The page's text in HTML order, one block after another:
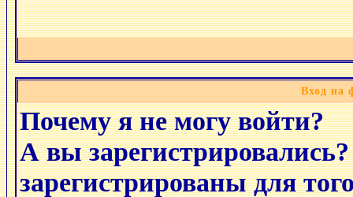
Вход на
Почему я не могу войти?
А вы
зарегистрированы для